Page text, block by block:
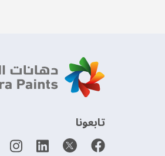
‫تابعونا‬